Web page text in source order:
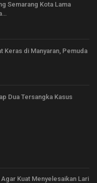
Semarang Kota Lama
Keras di Manyaran, Pemuda
Dua Tersangka Kasus
Kuat Menyelesaikan Lari